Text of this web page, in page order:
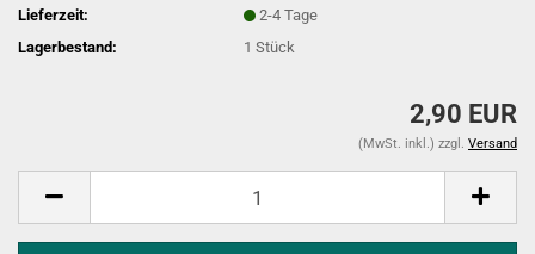
Lieferzeit:
2-4 Tage
Lagerbestand:
1Stück
2,90 EUR
(MwSt. inkl.) zzgl. Versand